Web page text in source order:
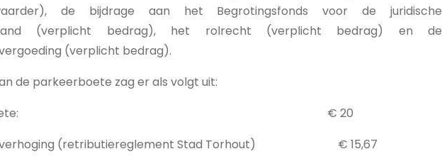
de bijdrage aan het Begrotingsfonds voor de juridische
(verplicht bedrag), het rolrecht (verplicht bedrag) en de
(verplicht bedrag).
de parkeerboete zag er als volgt uit:
€ 20
verhoging (retributiereglement Stad Torhout) € 15,67